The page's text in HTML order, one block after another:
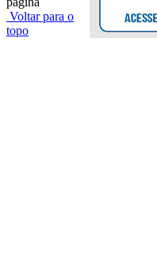
Voltar para o
topo